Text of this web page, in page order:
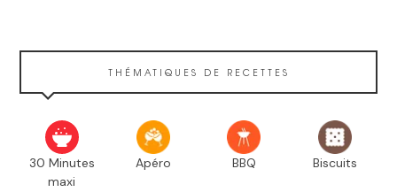
THÉMATIQUES DE RECETTES
30 Minutes
maxi
Apéro BBQ Biscuits